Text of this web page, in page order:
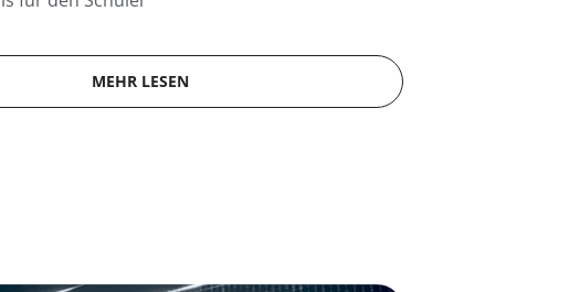
MEHR LESEN